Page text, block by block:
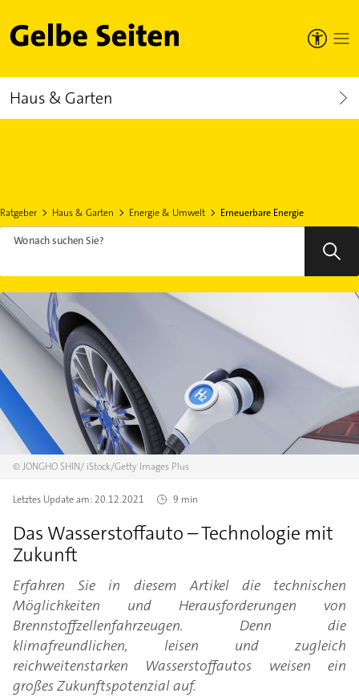
Gelbe Seiten
Haus & Garten
Ratgeber Haus & Garten Energie & Umwelt Erneuerbare Energie
Wonach suchen Sie?
©JONGHO SHIN/ iStock/Getty Images Plus
Letztes Update am:20.12.2021 9 min
Das Wasserstoffauto – Technologie mit
Zukunft
Erfahren Sie in diesem Artikel die technischen
Möglichkeiten und Herausforderungen von
Brennstoffzellenfahrzeugen. Denn die
klimafreundlichen, leisen und zugleich
reichweitenstarken Wasserstoffautos weisen ein
großes Zukunftspotenzial auf.